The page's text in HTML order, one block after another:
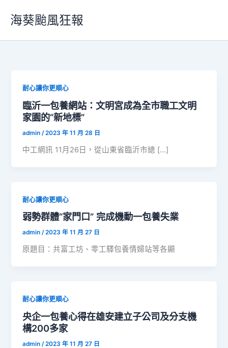
要
海葵颱風狂報
耐心讓你更順心
臨沂一包養網站：文明宮成為全市職工文明
家園的“新地標”
admin/2023 年 11 月 28 日
中工網訊 11月26日，從山東省臨沂市總 […]
耐心讓你更順心
弱勢群體“家門口” 完成機動一包養失業
admin/2023 年 11 月 27 日
原題目：共富工坊、零工驛包養情婦站等各顯
耐心讓你更順心
央企一包養心得在雄安建立子公司及分支機
構200多家
admin /2023 年 11 月 27 日